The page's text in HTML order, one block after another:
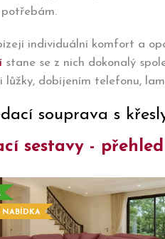
individuální komfort a
stane se z nich dokonalý
lůžky, dobíjením telefonu,
souprava s
sestavy -
NABÍDKA